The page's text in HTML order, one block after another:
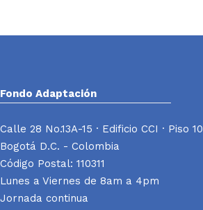
Fondo Adaptación
Calle 28 No.13A-15 · Edificio CCI · Piso 10
Bogotá D.C. - Colombia
Código Postal: 110311
Lunes a Viernes de 8am a 4pm
Jornada continua